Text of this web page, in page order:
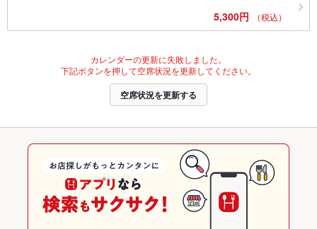
5,300円 （税込）
カレンダーの更新に失敗しました。
下記ボタンを押して空席状況を更新してください。
空席状況を更新する